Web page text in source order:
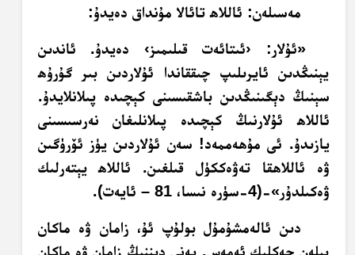
مەسىلەن: ئاللاھ تائالا مۇنداق دەيدۇ:
«ئۇلار: ‹ئىتائەت قىلىمىز› دەيدۇ. ئاندىن
يېنىڭدىن ئايرىلىپ چىققاندا ئۇلاردىن بىر گۇرۇھ
سېنىڭ دېگىنىڭدىن باشقىسىنى كېچىدە پىلانلايدۇ.
ئاللاھ ئۇلارنىڭ كېچىدە پىلانلىغان نەرسىسىنى
يازىدۇ. ئى مۇھەممەد! سەن ئۇلاردىن يۈز ئۆرۈگىن
ۋە ئاللاھقا تەۋەككۈل قىلغىن. ئاللاھ يېتەرلىك
ۋەكىلدۇر»-(4-سۈرە نىسا، 81 – ئايەت).
دىن ئالەمشۇمۇل بولۇپ ئۇ، زامان ۋە ماكان
بىلەن چەكلىك ئەمەس. يەنى دىننىڭ زامان ۋە ماكان